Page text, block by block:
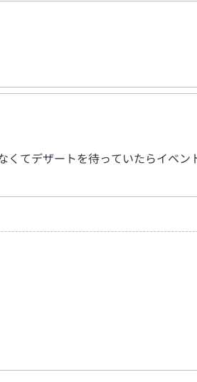
てデザートを待っていたらイベン